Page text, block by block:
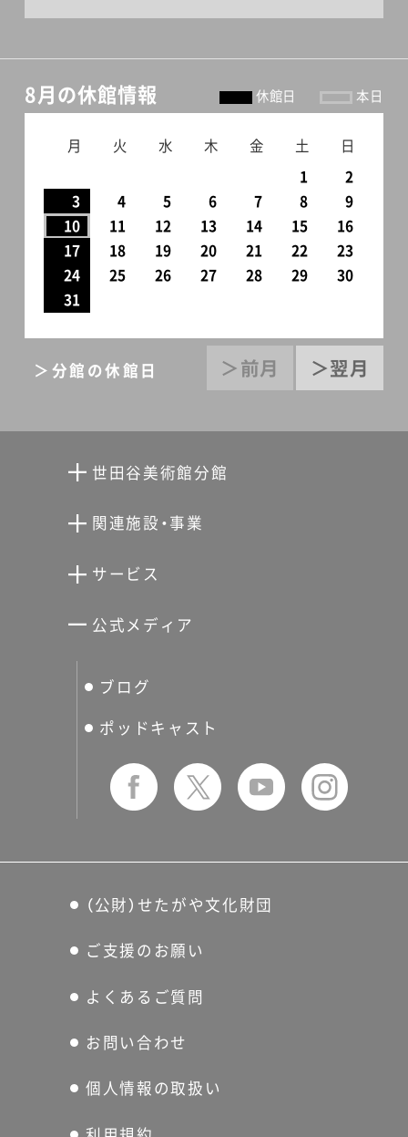
8月の休館情報 休館日 本日
月 火 水 木 金 土 日
1
2
3
4 5 6 7 8
9
10
11 12 13 14 15
16
17
18 19 20 21 22
23
24
25 26 27 28 29
30
31
＞前月 ＞翌月
＞分館の休館日
世田谷美術館分館
向井潤吉アトリエ館
分館スケジュール
関連施設・事業
世田谷文学館
せたおん
サービス
せたがやアーツカード
友の会
公式メディア
ブログ
ポッドキャスト
（公財）せたがや文化財団
ご支援のお願い
よくあるご質問
お問い合わせ
個人情報の取扱い